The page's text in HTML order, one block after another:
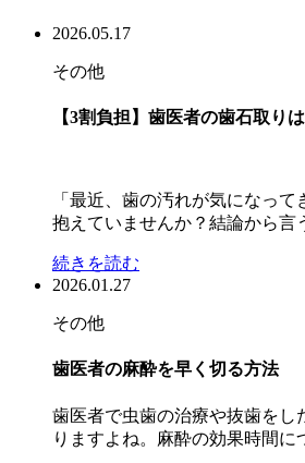
2026.05.17
その他
【3割負担】歯医者の歯石取り
「最近、歯の汚れが気になっ
抱えていませんか？結論から言
続きを読む
2026.01.27
その他
歯医者の麻酔を早く切る方法
歯医者で虫歯の治療や抜歯をし
りますよね。麻酔の効果時間